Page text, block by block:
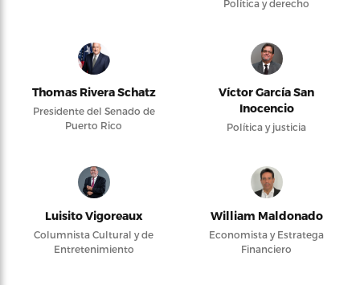
Política y derecho
Thomas Rivera Schatz
Presidente del Senado de
Puerto Rico
Víctor García San
Inocencio
Política y justicia
Luisito Vigoreaux
Columnista Cultural y de
Entretenimiento
William Maldonado
Economista y Estratega
Financiero